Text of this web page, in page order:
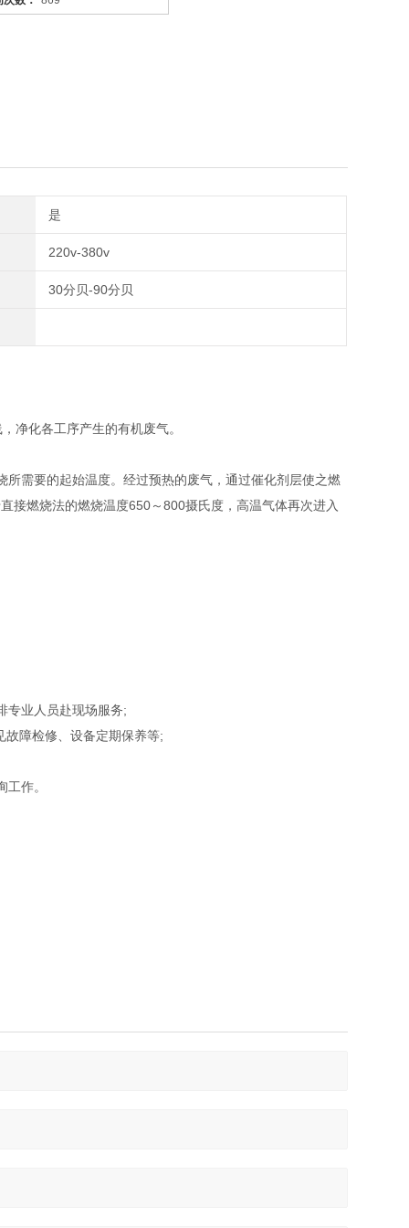
是
220v-380v
30分贝-90分贝
净化各工序产生的有机废气。
需要的起始温度。经过预热的废气，通过催化剂层使之燃
接燃烧法的燃烧温度650～800摄氏度，高温气体再次进入
专业人员赴现场服务;
障检修、设备定期保养等;
作。